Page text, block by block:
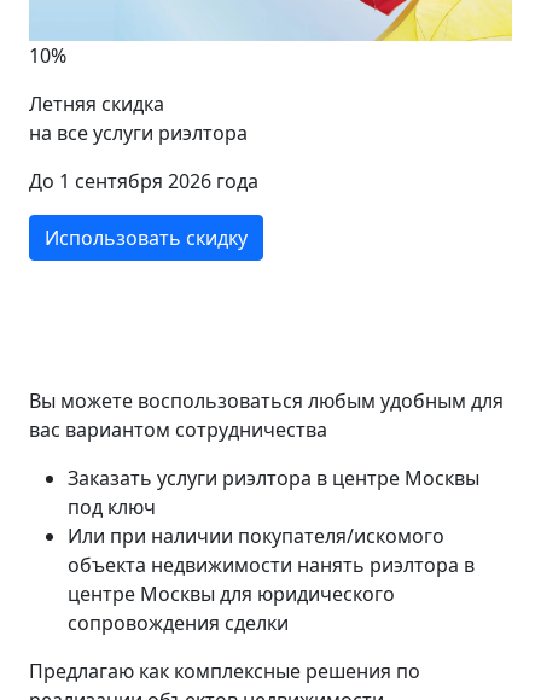
10%
Летняя скидка
на все услуги риэлтора
До 1 сентября 2026 года
Использовать скидку
Вы можете воспользоваться любым удобным для
вас вариантом сотрудничества
Заказать услуги риэлтора в центре Москвы
под ключ
Или при наличии покупателя/искомого
объекта недвижимости нанять риэлтора в
центре Москвы для юридического
сопровождения сделки
Предлагаю как комплексные решения по